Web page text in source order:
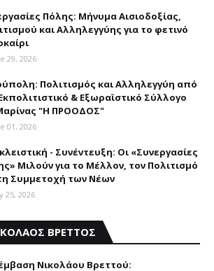
Πόλης: Mήνυμα Aισιοδοξίας,
και Aλληλεγγύης για το φετινό
29, 2026
Πολιτισμός και Aλληλεγγύη από
& Εξωραϊστικό Σύλλογο
"Η ΠΡΟΟΔΟΣ"
01, 2026
- Συνέντευξη: Οι «Συνεργασίες
Μιλούν για το Μέλλον, τον Πολιτισμό
Συμμετοχή των Νέων
25, 2026
ΒΡΕΤΤΟΣ
Nικολάου Bρεττού: